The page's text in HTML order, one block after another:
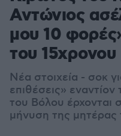
Αντώνιος
μου 10
του 15χρονου
Νέα στοιχεία - σοκ
επιθέσεις»
του Βόλου
μήνυση της μητέρας